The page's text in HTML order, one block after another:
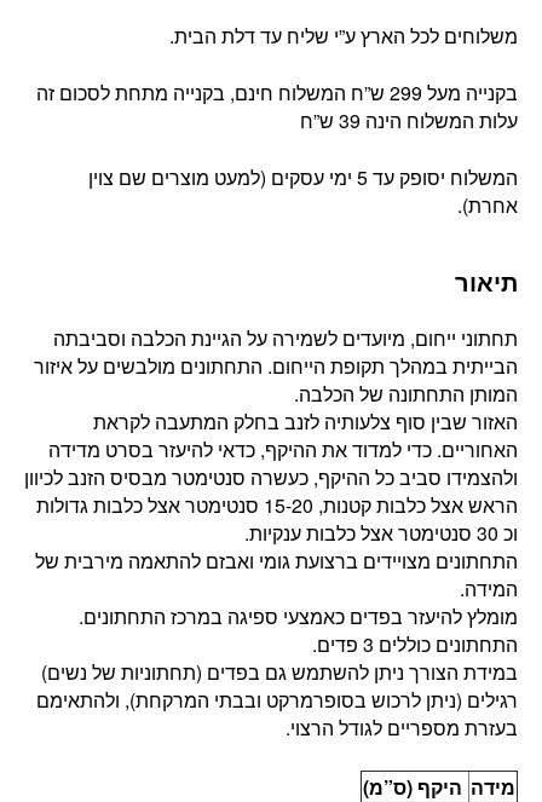
משלוחים לכל הארץ ע”י שליח עד דלת הבית.
בקנייה מעל 299 ש”ח המשלוח חינם, בקנייה מתחת לסכום זה
עלות המשלוח הינה 39 ש”ח
המשלוח יסופק עד 5 ימי עסקים (למעט מוצרים שם צוין
אחרת).
תיאור
תחתוני ייחום, מיועדים לשמירה על הגיינת הכלבה וסביבתה
הבייתית במהלך תקופת הייחום. התחתונים מולבשים על איזור
המותן התחתונה של הכלבה.
האזור שבין סוף צלעותיה לזנב בחלק המתעבה לקראת
האחוריים. כדי למדוד את ההיקף, כדאי להיעזר בסרט מדידה
ולהצמידו סביב כל ההיקף, כעשרה סנטימטר מבסיס הזנב לכיוון
הראש אצל כלבות קטנות, 15-20 סנטימטר אצל כלבות גדולות
וכ 30 סנטימטר אצל כלבות ענקיות.
התחתונים מצויידים ברצועת גומי ואבזם להתאמה מירבית של
המידה.
מומלץ להיעזר בפדים כאמצעי ספיגה במרכז התחתונים.
התחתונים כוללים 3 פדים.
במידת הצורך ניתן להשתמש גם בפדים (תחתוניות של נשים)
רגילים (ניתן לרכוש בסופרמרקט ובבתי המרקחת), ולהתאימם
בעזרת מספריים לגודל הרצוי.
מידה היקף (ס”מ)